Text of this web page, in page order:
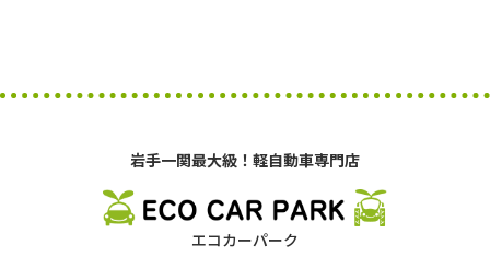
岩手一関最大級！軽自動車専門店
エコカーパーク